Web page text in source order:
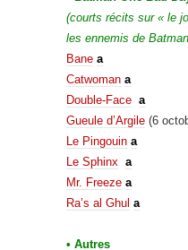
(courts récits sur « le
les ennemis de
Bane a
Catwoman a
Double-Face a
Gueule d’Argile (6
Le Pingouin a
Le Sphinx a
Mr. Freeze a
Ra’s al Ghul a
• Autres